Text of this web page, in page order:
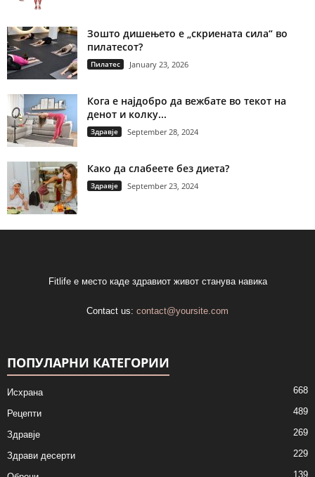
Зошто дишењето е „скриената сила“ во
пилатесот?
Пилатес January 23, 2026
Кога е најдобро да вежбате во текот на
денот и колку...
Здравје September 28, 2024
Како да слабеете без диета?
Здравје September 23, 2024
Fitlife е место каде здравиот живот станува навика
Contact us: contact@yoursite.com
ПОПУЛАРНИ КАТЕГОРИИ
Исхрана 668
Рецепти 489
Здравје 269
Здрави десерти 229
139